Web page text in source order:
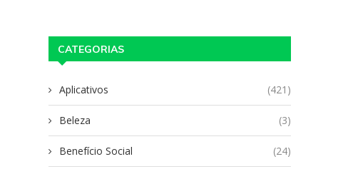
CATEGORIAS
Aplicativos (421)
Beleza (3)
Benefício Social (24)